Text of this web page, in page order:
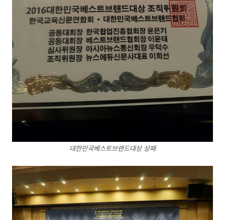
대한민국베스트브랜드대상 상패